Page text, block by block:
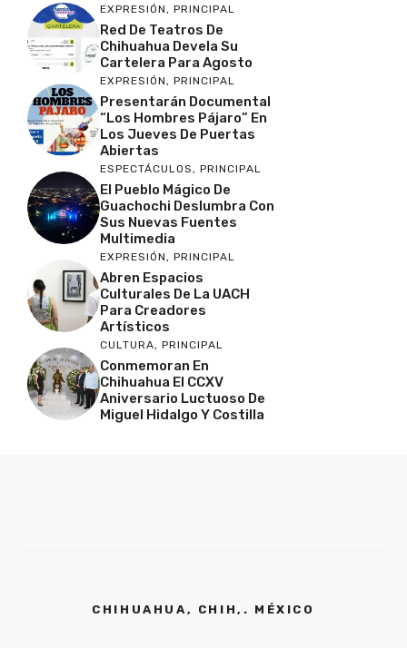
EXPRESIÓN, PRINCIPAL
Red De Teatros De
Chihuahua Devela Su
Cartelera Para Agosto
EXPRESIÓN, PRINCIPAL
Presentarán Documental
“Los Hombres Pájaro” En
Los Jueves De Puertas
Abiertas
ESPECTÁCULOS, PRINCIPAL
El Pueblo Mágico De
Guachochi Deslumbra Con
Sus Nuevas Fuentes
Multimedia
EXPRESIÓN, PRINCIPAL
Abren Espacios
Culturales De La UACH
Para Creadores
Artísticos
CULTURA, PRINCIPAL
Conmemoran En
Chihuahua El CCXV
Aniversario Luctuoso De
Miguel Hidalgo Y Costilla
CHIHUAHUA, CHIH,. MÉXICO